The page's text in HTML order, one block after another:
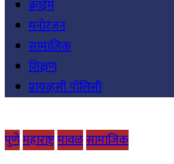
क्राईम
मनोरंजन
सामाजिक
शिक्षण
प्रायव्हसी पॉलिसी
पुणेमहाराष्ट्रमावळसामाजिक